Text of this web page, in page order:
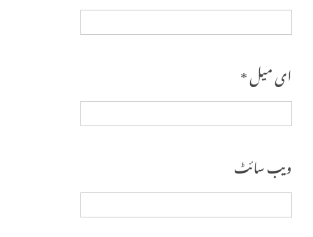
ای میل*
ویب‌ سائٹ